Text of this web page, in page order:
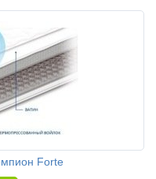
Forte